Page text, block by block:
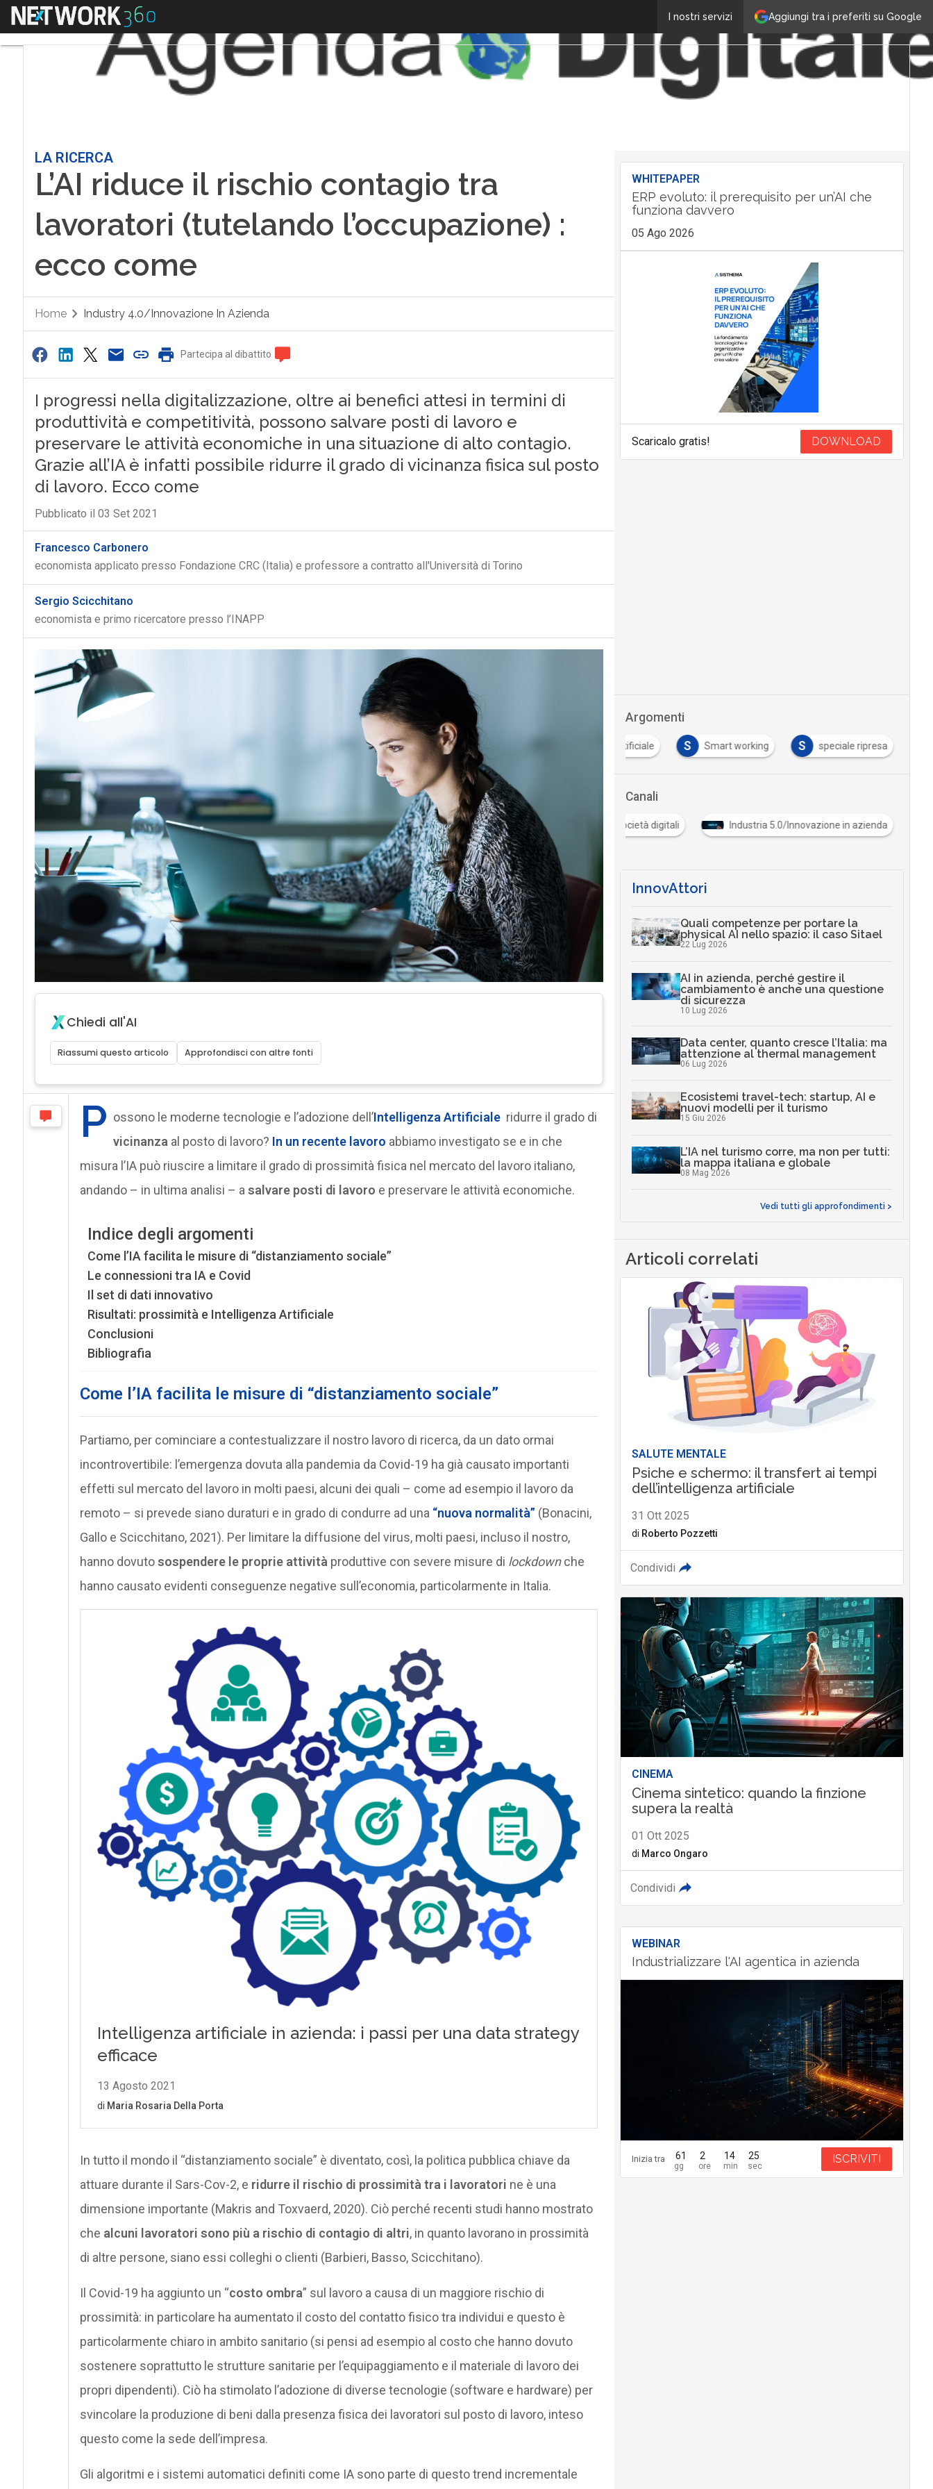
Aggiungi tra i preferiti su Google
I nostri servizi
Menu
LA RICERCA
L’AI riduce il rischio contagio tra
lavoratori (tutelando l’occupazione) :
ecco come
Home Industry 4.0/Innovazione In Azienda
Partecipa al dibattito
I progressi nella digitalizzazione, oltre ai benefici attesi in termini di
produttività e competitività, possono salvare posti di lavoro e
preservare le attività economiche in una situazione di alto contagio.
Grazie all’IA è infatti possibile ridurre il grado di vicinanza fisica sul posto
di lavoro. Ecco come
Pubblicato il 03 Set 2021
Francesco Carbonero
economista applicato presso Fondazione CRC (Italia) e professore a contratto all'Università di Torino
Sergio Scicchitano
economista e primo ricercatore presso l’INAPP
Chiedi all'AI
Riassumi questo articolo Approfondisci con altre fonti
P ossono le moderne tecnologie e l’adozione dell’Intelligenza Artificiale ridurre il grado di
vicinanza al posto di lavoro? In un recente lavoro abbiamo investigato se e in che
misura l’IA può riuscire a limitare il grado di prossimità fisica nel mercato del lavoro italiano,
andando – in ultima analisi – a salvare posti di lavoro e preservare le attività economiche.
Indice degli argomenti
Come l’IA facilita le misure di “distanziamento sociale”
Le connessioni tra IA e Covid
Il set di dati innovativo
Risultati: prossimità e Intelligenza Artificiale
Conclusioni
Bibliografia
Come l’IA facilita le misure di “distanziamento sociale”
Partiamo, per cominciare a contestualizzare il nostro lavoro di ricerca, da un dato ormai
incontrovertibile: l’emergenza dovuta alla pandemia da Covid-19 ha già causato importanti
effetti sul mercato del lavoro in molti paesi, alcuni dei quali – come ad esempio il lavoro da
remoto – si prevede siano duraturi e in grado di condurre ad una “nuova normalità” (Bonacini,
Gallo e Scicchitano, 2021). Per limitare la diffusione del virus, molti paesi, incluso il nostro,
hanno dovutosospendere le proprie attività produttive con severe misure di lockdownche
hanno causato evidenti conseguenze negative sull’economia, particolarmente in Italia.
In tutto il mondo il “distanziamento sociale” è diventato, così, la politica pubblica chiave da
attuare durante il Sars-Cov-2, e ridurre il rischio di prossimità tra i lavoratori ne è una
dimensione importante (Makris and Toxvaerd, 2020). Ciò perché recenti studi hanno mostrato
che alcuni lavoratori sono più a rischio di contagio di altri, in quanto lavorano in prossimità
di altre persone, siano essi colleghi o clienti (Barbieri, Basso, Scicchitano).
Il Covid-19 ha aggiunto un “costo ombra” sul lavoro a causa di un maggiore rischio di
prossimità: in particolare ha aumentato il costo del contatto fisico tra individui e questo è
particolarmente chiaro in ambito sanitario (si pensi ad esempio al costo che hanno dovuto
sostenere soprattutto le strutture sanitarie per l’equipaggiamento e il materiale di lavoro dei
propri dipendenti). Ciò ha stimolato l’adozione di diverse tecnologie (software e hardware) per
svincolare la produzione di beni dalla presenza fisica dei lavoratori sul posto di lavoro, inteso
questo come la sede dell’impresa.
Gli algoritmi e i sistemi automatici definiti come IA sono parte di questo trend incrementale
WHITEPAPER
ERP evoluto: il prerequisito per un’AI che
funziona davvero
05 Ago 2026
Scaricalo gratis! DOWNLOAD
Argomenti
Intelligenza Artificiale S Smart working S speciale ripresa
Canali
Cultura e società digitali Industria 5.0/Innovazione in
InnovAttori
Quali competenze per portare la
physical AI nello spazio: il caso Sitael
22 Lug 2026
AI in azienda, perché gestire il
cambiamento è anche una questione
di sicurezza
10 Lug 2026
Data center, quanto cresce l’Italia: ma
attenzione al thermal management
06 Lug 2026
Ecosistemi travel-tech: startup, AI e
nuovi modelli per il turismo
15 Giu 2026
L’IA nel turismo corre, ma non per tutti:
la mappa italiana e globale
08 Mag 2026
Vedi tutti gli approfondimenti >
Articoli correlati
SALUTE MENTALE
Psiche e schermo: il transfert ai tempi
dell’intelligenza artificiale
31 Ott 2025
di Roberto Pozzetti
Condividi
CINEMA
Cinema sintetico: quando la finzione
supera la realtà
01 Ott 2025
di Marco Ongaro
Condividi
WEBINAR
Industrializzare l'AI agentica in azienda
Inizia tra 61 2 14 24 ISCRIVITI